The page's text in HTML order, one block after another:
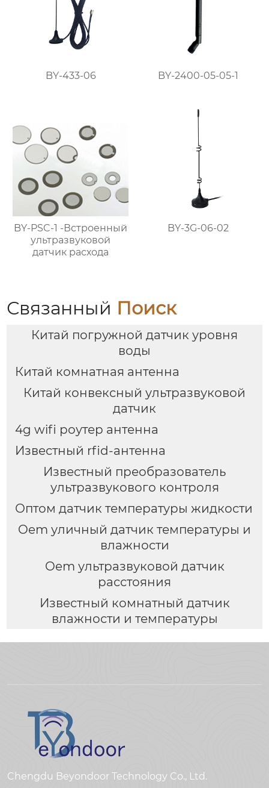
BY-433-06 BY-2400-05-05-1
BY-PSC-1 -Встроенный
ультразвуковой
датчик расхода
BY-3G-06-02
Связанный Поиск
Китай погружной датчик уровня
воды
Китай комнатная антенна
Китай конвексный ультразвуковой
датчик
4g wifi роутер антенна
Известный rfid-антенна
Известный преобразователь
ультразвукового контроля
Оптом датчик температуры жидкости
Oem уличный датчик температуры и
влажности
Oem ультразвуковой датчик
расстояния
Известный комнатный датчик
влажности и температуры
Chengdu Beyondoor Technology Co., Ltd.